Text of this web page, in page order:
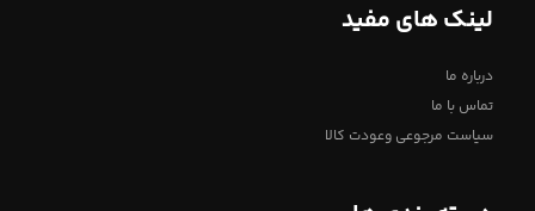
لینک های مفید
درباره ما
تماس با ما
سیاست مرجوعی وعودت کالا